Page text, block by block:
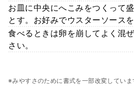
お皿に中央にへこみをつくって
とす。お好みでウスターソースを
食べるときは卵を崩してよく混
さい。
※みやすさのために書式を一部改変していま